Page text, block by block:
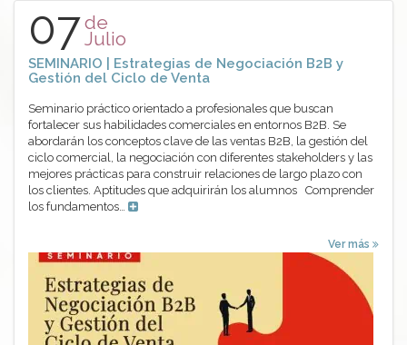
07de
Julio
SEMINARIO | Estrategias de Negociación B2B y
Gestión del Ciclo de Venta
Seminario práctico orientado a profesionales que buscan
fortalecer sus habilidades comerciales en entornos B2B. Se
abordarán los conceptos clave de las ventas B2B, la gestión del
ciclo comercial, la negociación con diferentes stakeholders y las
mejores prácticas para construir relaciones de largo plazo con
los clientes. Aptitudes que adquirirán los alumnos Comprender
los fundamentos…
Ver más